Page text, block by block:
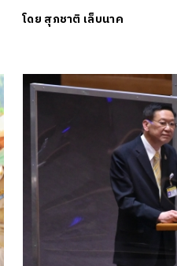
โดย สุภชาติ เล็บนาค